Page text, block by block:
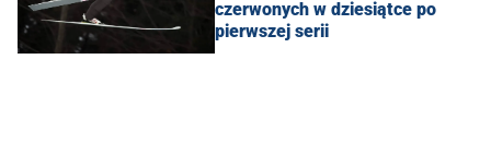
czerwonych w dziesiątce po
pierwszej serii